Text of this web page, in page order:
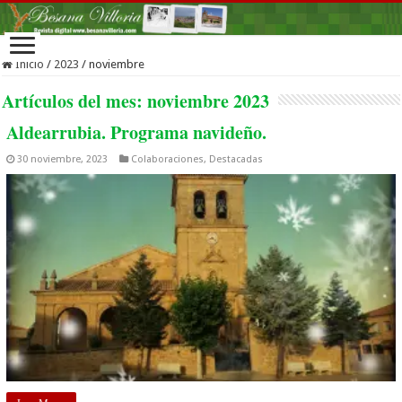
Inicio / 2023 / noviembre
Artículos del mes:noviembre 2023
Aldearrubia. Programa navideño.
30 noviembre, 2023 Colaboraciones, Destacadas